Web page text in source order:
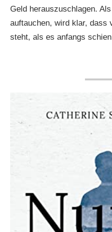
Geld herauszuschlagen.
auftauchen, wird klar, dass
steht, als es anfangs